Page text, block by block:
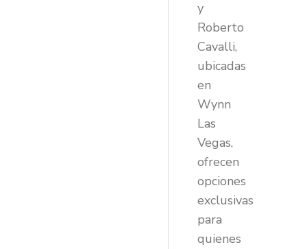
y
Roberto
Cavalli,
ubicadas
en
Wynn
Las
Vegas,
ofrecen
opciones
exclusivas
para
quienes